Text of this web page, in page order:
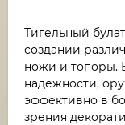
Тигельный
создании
ножи и топоры.
надежности,
эффективно в
зрения